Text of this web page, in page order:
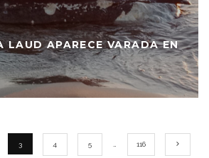
LAUD APARECE VARADA EN
3 4 5 116